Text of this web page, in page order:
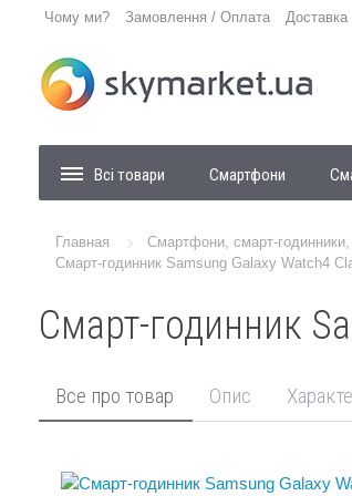
Чому ми? Замовлення / Оплата Доставка
Всі товари Смартфони
Главная Смартфони, смарт-годинники,
Смарт-годинник Samsung Galaxy Watch4
Смарт-годинник
Все про товар Опис